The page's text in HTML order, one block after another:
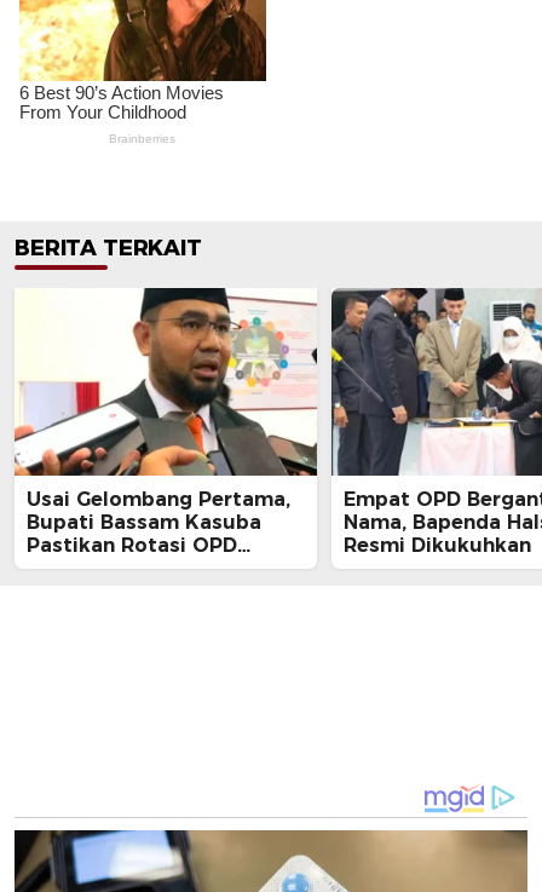
BERITA TERKAIT
Usai Gelombang Pertama,
Bupati Bassam Kasuba
Pastikan Rotasi OPD
Tahap Dua
Empat OPD
Nama, Bapenda
Resmi Dikukuhkan